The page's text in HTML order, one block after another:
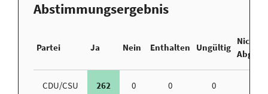
Abstimmungsergebnis
Partei Ja Nein Enthalten Ungültig
Nicht
CDU/CSU 262 0 0 0